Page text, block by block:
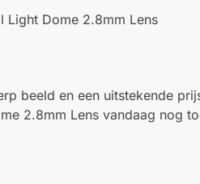
Light Dome 2.8mm Lens
beeld en een uitstekende
2.8mm Lens vandaag nog